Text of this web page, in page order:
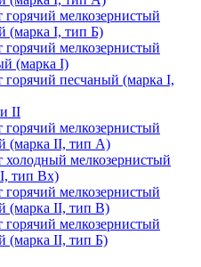
горячий мелкозернистый
(марка I, тип Б)
горячий мелкозернистый
(марка I)
горячий песчаный (марка I,
II
горячий мелкозернистый
(марка II, тип А)
холодный мелкозернистый
тип Вх)
горячий мелкозернистый
(марка II, тип В)
горячий мелкозернистый
(марка II, тип Б)